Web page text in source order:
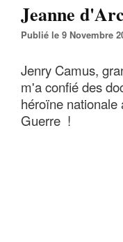
Jeanne
Publié le 9 Novembre
Jenry Camus,
m'a confié des
héroïne nationale
Guerre !